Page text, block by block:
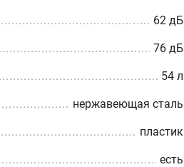
62 дБ
76 дБ
54 л
нержавеющая сталь
пластик
есть